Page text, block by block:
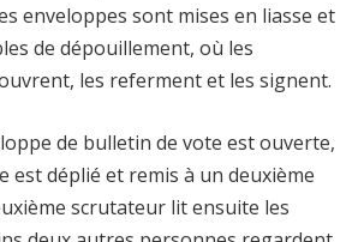
enveloppes sont mises en liasse et
de dépouillement, où les
les referment et les signent.
de bulletin de vote est ouverte,
est déplié et remis à un deuxième
scrutateur lit ensuite les